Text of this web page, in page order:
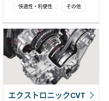
快適性・利便性 その他
エクストロニックCVT